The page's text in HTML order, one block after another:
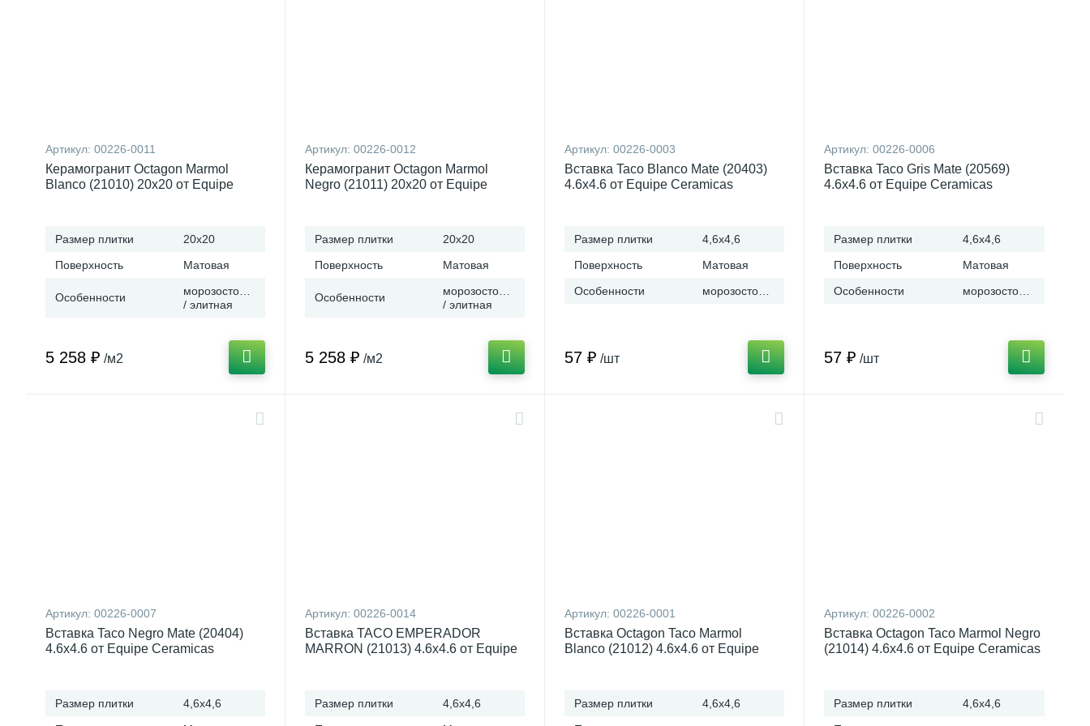
Артикул: 00226-0011
Керамогранит Octagon Marmol
Blanco (21010) 20x20 от Equipe
Размер плитки
20x20
Поверхность
Матовая
Особенности
морозостойкая
/ элитная
5 258 ₽ /м2
Артикул: 00226-0012
Керамогранит Octagon Marmol
Negro (21011) 20x20 от Equipe
Размер плитки
20x20
Поверхность
Матовая
Особенности
морозостойкая
/ элитная
5 258 ₽ /м2
Артикул: 00226-0003
Вставка Taco Blanco Mate (20403)
4.6x4.6 от Equipe Ceramicas
Размер плитки
4,6x4,6
Поверхность
Матовая
Особенности
57 ₽ /шт
Артикул: 00226-0006
Вставка Taco Gris Mate (20569)
4.6x4.6 от Equipe Ceramicas
Размер плитки
4,6x4,6
Поверхность
Матовая
Особенности
57 ₽ /шт
Артикул: 00226-0007
Вставка Taco Negro Mate (20404)
4.6x4.6 от Equipe Ceramicas
Размер плитки
4,6x4,6
Артикул: 00226-0014
Вставка TACO EMPERADOR
MARRON (21013) 4.6x4.6 от Equipe
Размер плитки
4,6x4,6
Артикул: 00226-0001
Вставка Octagon Taco Marmol
Blanco (21012) 4.6x4.6 от Equipe
Размер плитки
4,6x4,6
Артикул: 00226-0002
Вставка Octagon Taco Marmol Negro
(21014) 4.6x4.6 от Equipe Ceramicas
Размер плитки
4,6x4,6